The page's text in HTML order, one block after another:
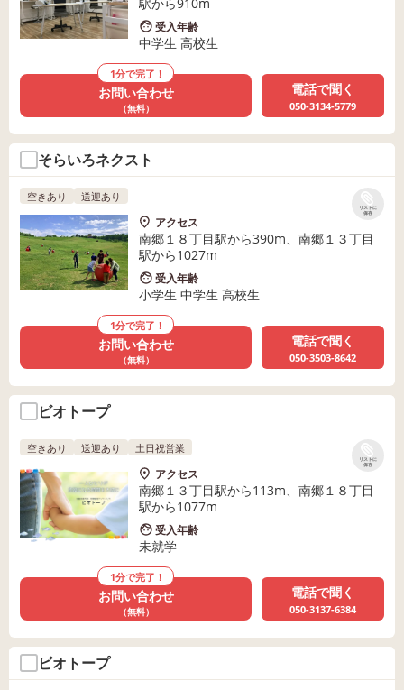
受入年齢
中学生 高校生
1分で完了！
お問い合わせ
（無料）
電話で聞く
050-3134-5779
そらいろネクスト
リストに
保存
空きあり 送迎あり
アクセス
南郷１８丁目駅から390m、南郷１３丁目
駅から1027m
受入年齢
小学生 中学生 高校生
1分で完了！
お問い合わせ
（無料）
電話で聞く
050-3503-8642
ビオトープ
リストに
保存
空きあり 送迎あり 土日祝営業
アクセス
南郷１３丁目駅から113m、南郷１８丁目
駅から1077m
受入年齢
未就学
1分で完了！
お問い合わせ
（無料）
電話で聞く
050-3137-6384
ビオトープ